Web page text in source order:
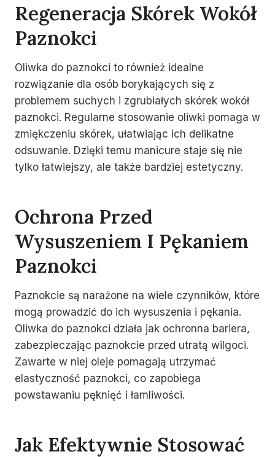
Regeneracja Skórek Wokół
Paznokci
Oliwka do paznokci to również idealne
rozwiązanie dla osób borykających się z
problemem suchych i zgrubiałych skórek wokół
paznokci. Regularne stosowanie oliwki pomaga w
zmiękczeniu skórek, ułatwiając ich delikatne
odsuwanie. Dzięki temu manicure staje się nie
tylko łatwiejszy, ale także bardziej estetyczny.
Ochrona Przed
Wysuszeniem I Pękaniem
Paznokci
Paznokcie są narażone na wiele czynników, które
mogą prowadzić do ich wysuszenia i pękania.
Oliwka do paznokci działa jak ochronna bariera,
zabezpieczając paznokcie przed utratą wilgoci.
Zawarte w niej oleje pomagają utrzymać
elastyczność paznokci, co zapobiega
powstawaniu pęknięć i łamliwości.
Jak Efektywnie Stosować